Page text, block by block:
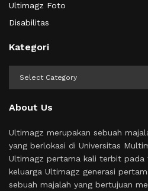
Ultimagz Foto
Disabilitas
Kategori
About Us
Ultimagz merupakan sebuah
yang berlokasi di Universitas
Ultimagz pertama kali terbit pada
keluarga Ultimagz generasi
sebuah majalah yang bertujuan